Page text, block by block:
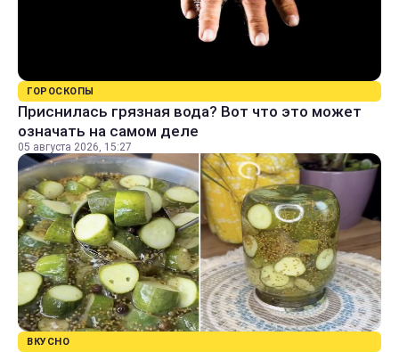
ГОРОСКОПЫ
Приснилась грязная вода? Вот что это может
означать на самом деле
05 августа 2026, 15:27
ВКУСНО